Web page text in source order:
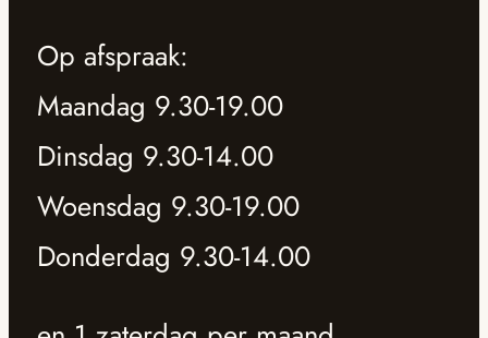
Op afspraak:
Maandag 9.30-19.00
Dinsdag 9.30-14.00
Woensdag 9.30-19.00
Donderdag 9.30-14.00